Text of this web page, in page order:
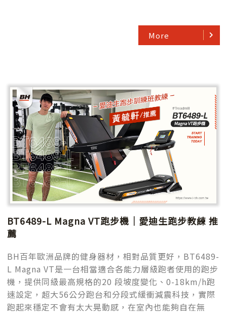
More
BT6489-L Magna VT跑步機｜愛迪生跑步教練 推
薦
BH百年歐洲品牌的健身器材，相對品質更好，BT6489-
L Magna VT是一台相當適合各能力層級跑者使用的跑步
機，提供同級最高規格的20 段坡度變化、0-18km/h跑
速設定，超大56公分跑台和分段式緩衝減震科技，實際
跑起來穩定不會有太大晃動感，在室內也能夠自在無